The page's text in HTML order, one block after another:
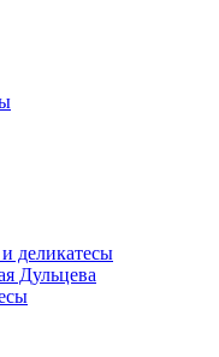
деликатесы
Дульцева